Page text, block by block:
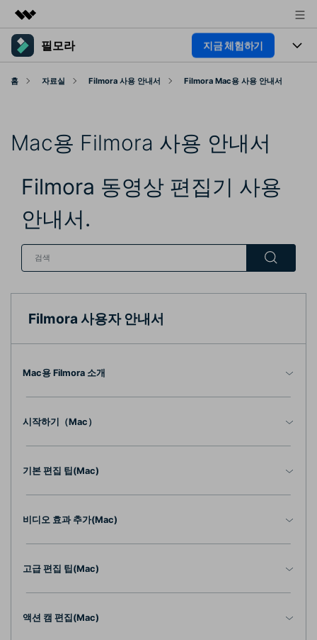
주요 제품
비즈니스
뉴스룸
플랜 및 가격
도움말 센터
필모라 지금 체험하기
제품
기능
AI 기능 HOT
AI 꿀팁
영상 편집 자료실
동영상 편집하기
도움말 센터
고객 지원
필모라 정보
더 알아보기
가격
검색
홈 자료실 Filmora 사용 안내서 Filmora Mac용 사용 안내서
Mac용 Filmora 사용 안내서
Filmora 동영상 편집기 사용
안내서.
Filmora 사용자 안내서
Mac용 Filmora 소개
시작하기（Mac）
기본 편집 팁(Mac)
비디오 효과 추가(Mac)
고급 편집 팁(Mac)
액션 캠 편집(Mac)